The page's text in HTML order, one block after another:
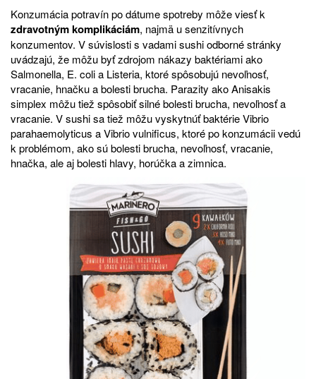
Konzumácia potravín po dátume spotreby môže viesť k
zdravotným komplikáciám, najmä u senzitívnych
konzumentov. V súvislosti s vadami sushi odborné stránky
uvádzajú, že môžu byť zdrojom nákazy baktériami ako
Salmonella, E. coli a Listeria, ktoré spôsobujú nevoľnosť,
vracanie, hnačku a bolesti brucha. Parazity ako Anisakis
simplex môžu tiež spôsobiť silné bolesti brucha, nevoľnosť a
vracanie. V sushi sa tiež môžu vyskytnúť baktérie Vibrio
parahaemolyticus a Vibrio vulnificus, ktoré po konzumácii vedú
k problémom, ako sú bolesti brucha, nevoľnosť, vracanie,
hnačka, ale aj bolesti hlavy, horúčka a zimnica.